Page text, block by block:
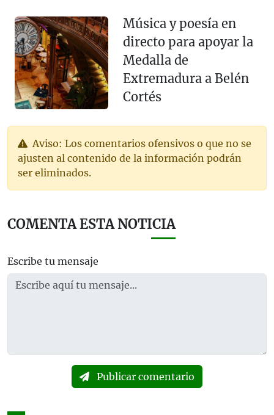
Música y poesía en
directo para apoyar la
Medalla de
Extremadura a Belén
Cortés
Aviso: Los comentarios ofensivos o que no se
ajusten al contenido de la información podrán
ser eliminados.
COMENTA ESTA NOTICIA
Escribe tu mensaje
Publicar comentario